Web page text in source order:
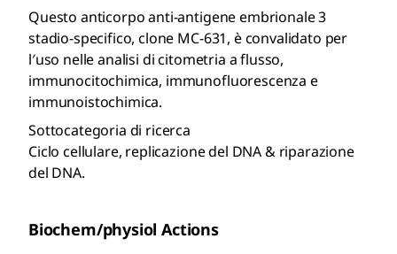
Questo anticorpo anti-antigene embrionale 3
stadio-specifico, clone MC-631, è convalidato per
l′uso nelle analisi di citometria a flusso,
immunocitochimica, immunofluorescenza e
immunoistochimica.
Sottocategoria di ricerca
Ciclo cellulare, replicazione del DNA & riparazione
del DNA.
Biochem/physiol Actions